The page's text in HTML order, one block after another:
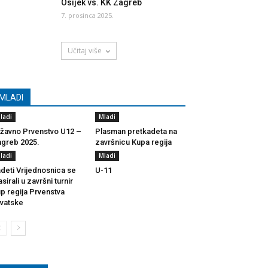
Osijek vs. KK Zagreb
7. prosinca 2025.
Učitaj više
MLADI
Prvenstvo U12 –
2025.
Mladi
Plasman pretkadeta na
završnicu Kupa regija
Vrijednosnica se
u završni turnir
regija Prvenstva
Mladi
U-11